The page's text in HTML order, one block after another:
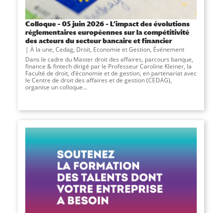
Colloque – 05 juin 2026 – L’impact des évolutions
réglementaires européennes sur la compétitivité
des acteurs du secteur bancaire et financier
À la une, Cedag, Droit, Economie et Gestion, Événement
Dans le cadre du Master droit des affaires, parcours banque,
finance & fintech dirigé par le Professeur Caroline Kleiner, la
Faculté de droit, d’économie et de gestion, en partenariat avec
le Centre de droit des affaires et de gestion (CEDAG),
organise un colloque...